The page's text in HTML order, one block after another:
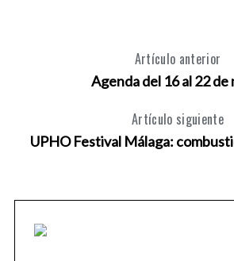
Artículo anterior
Agenda del 16 al 22 de
Artículo siguiente
UPHO Festival Málaga: